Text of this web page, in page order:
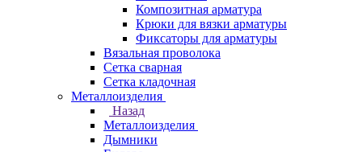
Композитная арматура
Крюки для вязки арматуры
Фиксаторы для арматуры
Вязальная проволока
Сетка сварная
Сетка кладочная
Металлоизделия
Назад
Металлоизделия
Дымники